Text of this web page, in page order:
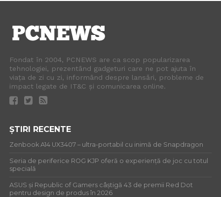
Fondat în 2004, PCNEWS are ca scop popularizarea
tehnologiei, prezentând gadgeturi care ne pot ajuta în
viața de zi cu zi, informând despre lansări, probleme de
impact legate de IT&C și comunicarea online.
ȘTIRI RECENTE
Zenbook A14 UX3407 – ultra-portabil cu inimă de Snapdragon
Seria de periferice ROG KJP oferă o experiență de joc cu totul
specială
ASUS și Republic of Gamers câștigă 43 de premii Red Dot
pentru design de produs în 2026